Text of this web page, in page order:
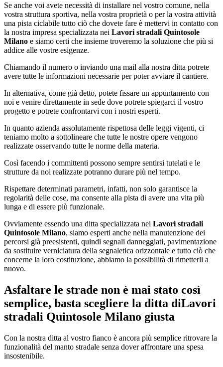
Se anche voi avete necessità di installare nel vostro comune, nella
vostra struttura sportiva, nella vostra proprietà o per la vostra attività
una pista ciclabile tutto ciò che dovete fare è mettervi in contatto con
la nostra impresa specializzata nei Lavori stradali Quintosole
Milano e siamo certi che insieme troveremo la soluzione che più si
addice alle vostre esigenze.
Chiamando il numero o inviando una mail alla nostra ditta potrete
avere tutte le informazioni necessarie per poter avviare il cantiere.
In alternativa, come già detto, potete fissare un appuntamento con
noi e venire direttamente in sede dove potrete spiegarci il vostro
progetto e potrete confrontarvi con i nostri esperti.
In quanto azienda assolutamente rispettosa delle leggi vigenti, ci
teniamo molto a sottolineare che tutte le nostre opere vengono
realizzate osservando tutte le norme della materia.
Così facendo i committenti possono sempre sentirsi tutelati e le
strutture da noi realizzate potranno durare più nel tempo.
Rispettare determinati parametri, infatti, non solo garantisce la
regolarità delle cose, ma consente alla pista di avere una vita più
lunga e di essere più funzionale.
Ovviamente essendo una ditta specializzata nei Lavori stradali
Quintosole Milano, siamo esperti anche nella manutenzione dei
percorsi già preesistenti, quindi segnali danneggiati, pavimentazione
da sostituire verniciatura della segnaletica orizzontale e tutto ciò che
concerne la loro costituzione, abbiamo la possibilità di rimetterli a
nuovo.
Asfaltare le strade non è mai stato così
semplice, basta scegliere la ditta diLavori
stradali Quintosole Milano giusta
Con la nostra ditta al vostro fianco è ancora più semplice ritrovare la
funzionalità del manto stradale senza dover affrontare una spesa
insostenibile.